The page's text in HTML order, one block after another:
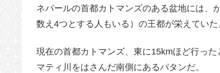
ネパールの首都カトマンズのある盆地には、
数え4つとする人もいる）の王都が栄えていた
現在の首都カトマンズ、東に15kmほど行っ
マティ川をはさんだ南側にあるパタンだ。